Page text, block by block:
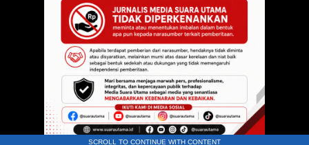
SCROLL TO CONTINUE WITH CONTENT